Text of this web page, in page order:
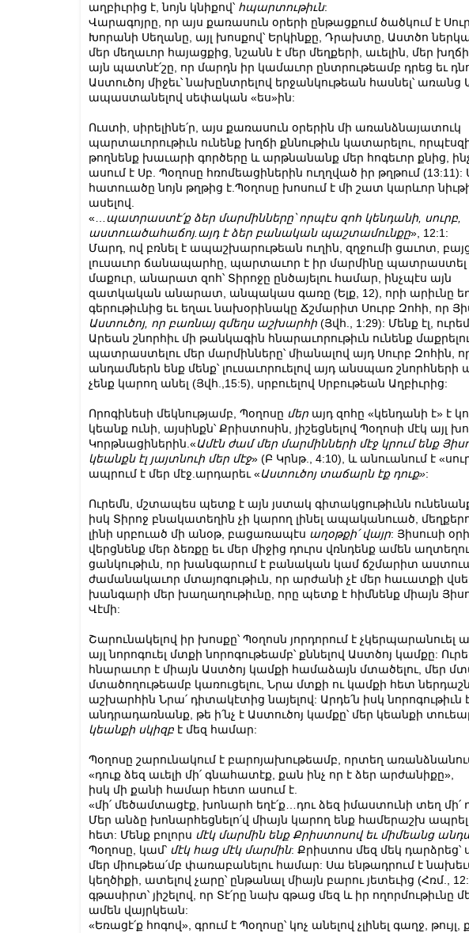
աղբիւրից է, նոյն կնիքով՝ հպարտութիւն:
Վարագոյրը, որ այս քառասուն օրերի ընթացքում ծածկում է
Խորանի Սեղանը, այլ խոսքով՝ Երկինքը, Դրախտը, Աստծո
մեր մեղաւոր հայացքից, նշանն է մեր մեղքերի, աւելին, մեր
այն պատնէ՛շը, որ մարդն իր կամաւոր ընտրութեամբ դրեց եւ
Աստուծոյ միջեւ՝ նախընտրելով երջանկութեան հասնել՝ առանց
ապաստանելով սեփական «ես»ին:
Ուստի, սիրելինե՛ր, այս քառասուն օրերին մի առանձնայատուկ
պարտաւորութիւն ունենք խղճի քննութիւն կատարելու,
թողնենք խաւարի գործերը և արթնանանք մեր հոգեւոր քնից,
ասում է Սբ. Պօղոսը հռոմեացիներին ուղղված իր թղթում (13:11):
հատուածը նոյն թղթից է.Պօղոսը խոսում է մի շատ կարևոր
ասելով.
«… պատրաստէ՛ք ձեր մարմինները՝ որպէս զոհ կենդանի սուրբ
աստուածահաճոյ. այդ է ձեր բանական պաշտամունքը», 12:1:
Մարդ, ով բռնել է ապաշխարութեան ուղին, զղջումի ցաւոտ,
լուսաւոր ճանապարհը, պարտաւոր է իր մարմինը պատրաստել
մաքուր, անարատ զոհ՝ Տիրոջը ընծայելու համար, ինչպէս այն
զատկական անարատ, անպակաս գառը (Ելք, 12), որի արիւնը
գերութիւնից եւ եղաւ նախօրինակը Ճշմարիտ Սուրբ Զոհի, որ
Աստուծոյ, որ բառնայ զմեղս աշխարհի (Յվհ., 1:29): Մենք էլ,
Արեան շնորհիւ մի թանկագին հնարաւորութիւն ունենք
պատրաստելու մեր մարմինները՝ միանալով այդ Սուրբ Զոհին,
անդամներն ենք մենք՝ լուսաւորուելով այդ անսպառ շնորհների
չենք կարող անել (Յվհ.,15:5), սրբուելով Սրբութեան Աղբիւրից:
Որոգինեսի մեկնությամբ, Պօղոսը մեր այդ զոհը «կենդանի է» է
կեանք ունի, այսինքն՝ Քրիստոսին, յիշեցնելով Պօղոսի մէկ այլ
Կորթնացիներին.«Ամէն ժամ մեր մարմինների մէջ կրում ենք
կեանքն էլ յայտնուի մեր մէջ» (Բ Կրնթ., 4:10), և անուանում է
ապրում է մեր մէջ.արդարեւ «Աստուծոյ տաճարն էք դուք»:
Ուրեմն, մշտապես պետք է այն յստակ գիտակցութիւնն
իսկ Տիրոջ բնակատեղին չի կարող լինել ապականուած,
լինի սրբուած մի անօթ, բացառապէս աղօթքի՛ վայր: Յիսուսի
վերցնենք մեր ձեռքը եւ մեր միջից դուրս վռնդենք ամեն
ցանկութիւն, որ խանգարում է բանական կամ ճշմարիտ
ժամանակաւոր մտայոգութիւն, որ արժանի չէ մեր հաւատքի
խանգարի մեր խաղաղութիւնը, որը պետք է հիմնենք միայն
Վէմի:
Շարունակելով իր խոսքը՝ Պօղոսն յորդորում է
այլ նորոգուել մտքի նորոգութեամբ՝ քննելով Աստծոյ կամքը:
հնարաւոր է միայն Աստծոյ կամքի համաձայն մտածելու, մեր
մտածողութեամբ կառուցելու, Նրա մտքի ու կամքի հետ
աշխարհին Նրա՛ դիտակէտից նայելով: Արդե՛ն իսկ
անդրադառնանք, թե ի՛նչ է Աստուծոյ կամքը՝ մեր կեանքի
կեանքի սկիզբ է մեզ համար:
Պօղոսը շարունակում է բարոյախութեամբ, որտեղ
«դուք ձեզ աւելի մի՛ գնահատէք, քան ինչ որ է ձեր արժանիքը»,
իսկ մի քանի համար հետո ասում է.
«մի՛ մեծամտացէք, խոնարհ եղէ՛ք…դու ձեզ իմաստունի տեղ մի՛
Մեր անձը խոնարհեցնելո՛վ միայն կարող ենք համերաշխ ապրել
հետ: Մենք բոլորս մէկ մարմին ենք Քրիստոսով եւ միմեանց
Պօղոսը, կամ՝ մէկ հաց մէկ մարմին: Քրիստոս մեզ մեկ դարձրեց՝
մեր միութեա՛մբ փառաբանելու համար: Սա ենթադրում է
կեղծիքի, ատելով չարը՝ ընթանալ միայն բարու յետեւից (Հռմ.,
գթասիրտ՝ յիշելով, որ Տէ՛րը նախ գթաց մեզ և իր ողորմութիւնը
ամեն վայրկեան:
«Եռացէ՛ք հոգով», գրում է Պօղոսը՝ կոչ անելով չլինել գաղջ,